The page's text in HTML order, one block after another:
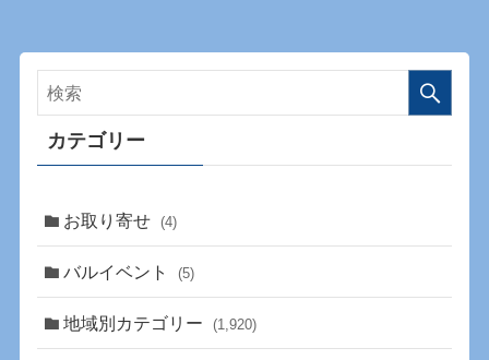
カテゴリー
お取り寄せ (4)
バルイベント (5)
地域別カテゴリー (1,920)